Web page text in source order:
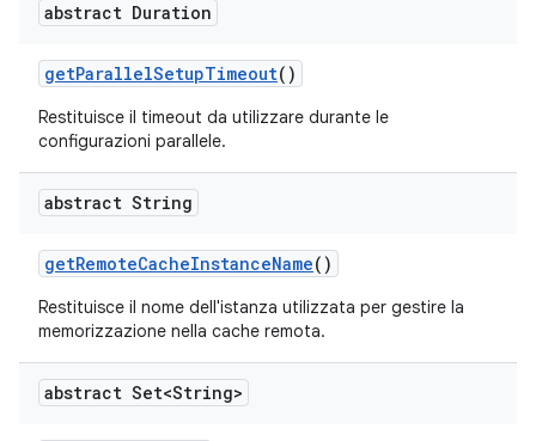
abstract Duration
getParallelSetupTimeout()
Restituisce il timeout da utilizzare durante le
configurazioni parallele.
abstract String
getRemoteCacheInstanceName()
Restituisce il nome dell'istanza utilizzata per gestire la
memorizzazione nella cache remota.
abstract Set<String>